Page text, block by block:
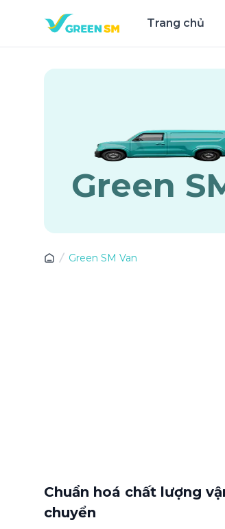
Trang chủ
Green
Green SM Van
Chuẩn hoá chất lượng
chuyển